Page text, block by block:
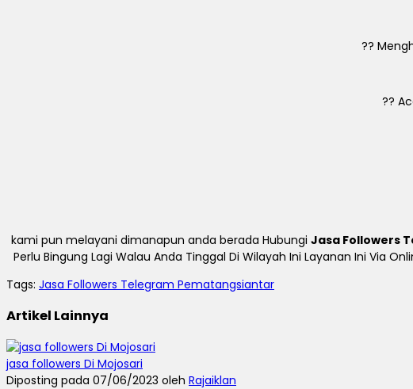
??
??
kami pun melayani dimanapun anda berada Hubungi Jasa Followers
Perlu Bingung Lagi Walau Anda Tinggal Di Wilayah Ini Layanan Ini Via
Tags: Jasa Followers Telegram Pematangsiantar
Artikel Lainnya
jasa followers Di Mojosari
Diposting pada 07/06/2023 oleh Rajaiklan